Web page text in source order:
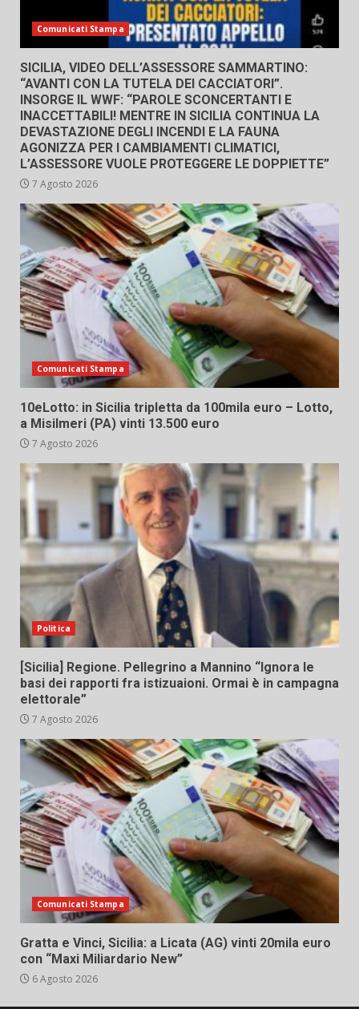
Comunicati Stampa
SICILIA, VIDEO DELL’ASSESSORE SAMMARTINO:
“AVANTI CON LA TUTELA DEI CACCIATORI”.
INSORGE IL WWF: “PAROLE SCONCERTANTI E
INACCETTABILI! MENTRE IN SICILIA CONTINUA LA
DEVASTAZIONE DEGLI INCENDI E LA FAUNA
AGONIZZA PER I CAMBIAMENTI CLIMATICI,
L’ASSESSORE VUOLE PROTEGGERE LE DOPPIETTE”
7 Agosto 2026
Comunicati Stampa
10eLotto: in Sicilia tripletta da 100mila euro – Lotto,
a Misilmeri (PA) vinti 13.500 euro
7 Agosto 2026
Politica
[Sicilia] Regione. Pellegrino a Mannino “Ignora le
basi dei rapporti fra istizuaioni. Ormai è in campagna
elettorale”
7 Agosto 2026
Comunicati Stampa
Gratta e Vinci, Sicilia: a Licata (AG) vinti 20mila euro
con “Maxi Miliardario New”
6 Agosto 2026